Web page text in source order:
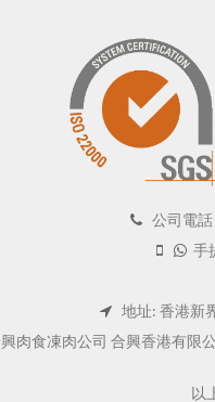
公司電
手
地址: 香港新
肉食凍肉公司 合興香港有限
以